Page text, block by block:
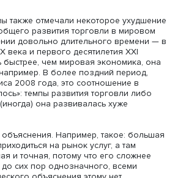
восстановление, — это в
связанные с пандемией, такие,
которое еще до конца не
факторы связаны с нестабильной
препятствующей более
позитивных факторов можно
с пандемией. Многие
что, естественно,
пандемии, политической
развитие торговых